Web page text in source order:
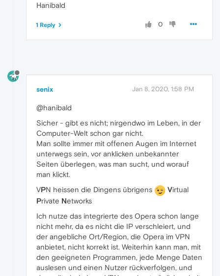
Hanibald
0
1 Reply
senix Jan 8, 2020, 1:58 PM
@hanibald
Sicher - gibt es nicht; nirgendwo im Leben, in der
Computer-Welt schon gar nicht.
Man sollte immer mit offenen Augen im Internet
unterwegs sein, vor anklicken unbekannter
Seiten überlegen, was man sucht, und worauf
man klickt.
VPN heissen die Dingens übrigens Virtual
Private Networks
Ich nutze das integrierte des Opera schon lange
nicht mehr, da es nicht die IP verschleiert, und
der angebliche Ort/Region, die Opera im VPN
anbietet, nicht korrekt ist. Weiterhin kann man, mit
den geeigneten Programmen, jede Menge Daten
auslesen und einen Nutzer rückverfolgen, und